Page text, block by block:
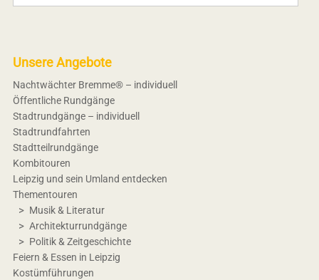
Unsere Angebote
Nachtwächter Bremme® – individuell
Öffentliche Rundgänge
Stadtrundgänge – individuell
Stadtrundfahrten
Stadtteilrundgänge
Kombitouren
Leipzig und sein Umland entdecken
Thementouren
Musik & Literatur
Architekturrundgänge
Politik & Zeitgeschichte
Feiern & Essen in Leipzig
Kostümführungen